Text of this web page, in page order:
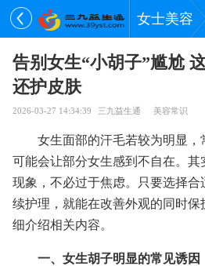
女士美容
告别女生“小胡子”尴尬
还护皮肤
2026-03-27 14:34:39 三九益生通 美容常识
女生面部的汗毛若较为明显，
可能会让部分女生感到不自在。
现象，不必过于焦虑。只要选择
续护理，就能在改善外观的同时
细介绍相关内容。
一、女生胡子明显的常见诱因